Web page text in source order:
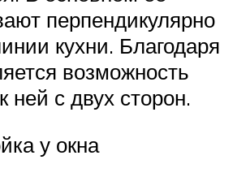
перпендикулярно
кухни. Благодаря
возможность
ней с двух сторон.
у окна